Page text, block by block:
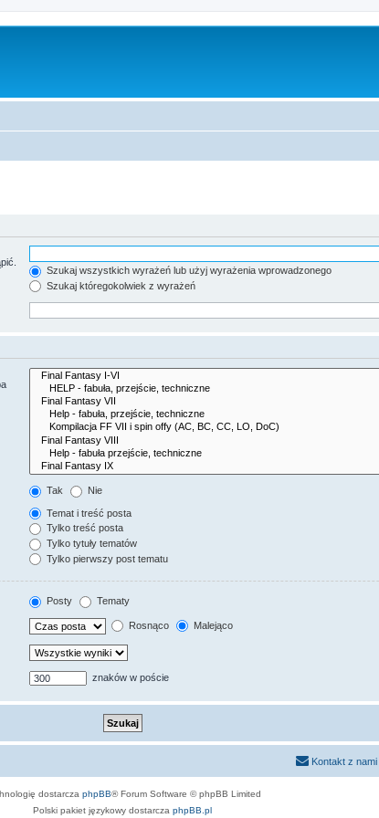
Szukaj wszystkich wyrażeń lub użyj wyrażenia wprowadzonego
Szukaj któregokolwiek z wyrażeń
Tak Nie
Temat i treść posta
Tylko treść posta
Tylko tytuły tematów
Tylko pierwszy post tematu
Posty Tematy
Rosnąco Malejąco
znaków w poście
Kontakt z nami
dostarcza phpBB® Forum Software © phpBB Limited
Polski pakiet językowy dostarcza phpBB.pl